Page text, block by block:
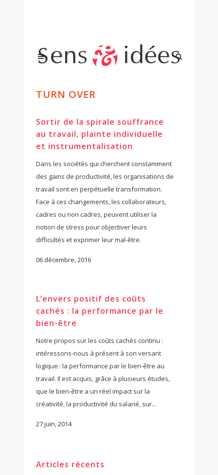
TURN OVER
Sortir de la spirale souffrance
au travail, plainte individuelle
et instrumentalisation
Dans les sociétés qui cherchent constamment
des gains de productivité, les organisations de
travail sont en perpétuelle transformation.
Face à ces changements, les collaborateurs,
cadres ou non cadres, peuvent utiliser la
notion de stress pour objectiver leurs
difficultés et exprimer leur mal-être.
06 décembre, 2016
L’envers positif des coûts
cachés : la performance par le
bien-être
Notre propos sur les coûts cachés continu :
intéressons-nous à présent à son versant
logique : la performance par le bien-être au
travail. Il est acquis, grâce à plusieurs études,
que le bien-être a un réel impact sur la
créativité, la productivité du salarié, sur...
27 juin, 2014
Articles récents